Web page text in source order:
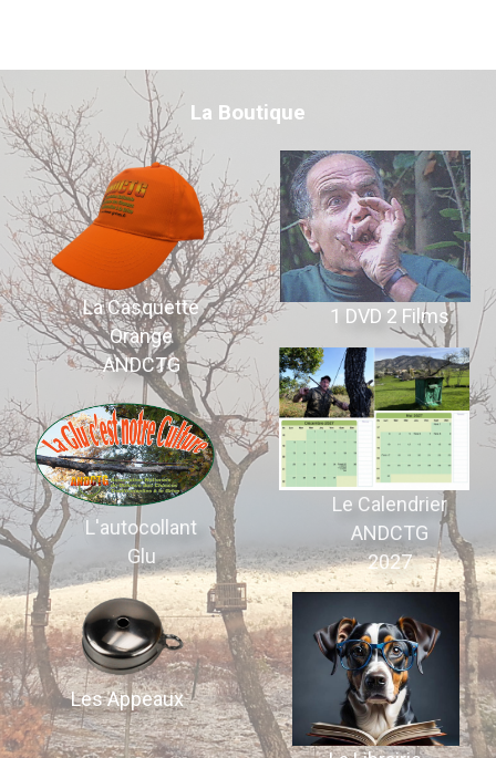
La Boutique
La Casquette
Orange
ANDCTG
L'autocollant
Glu
Les Appeaux
1 DVD 2 Films
Le Calendrier
ANDCTG
2027